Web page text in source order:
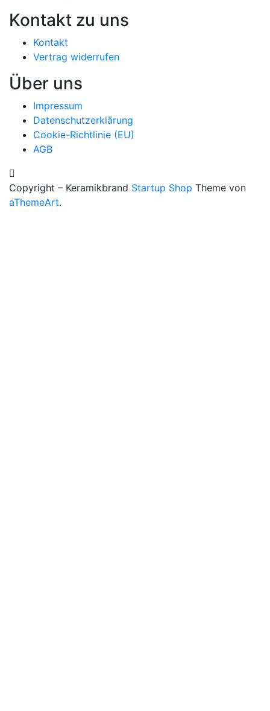
Kontakt zu uns
Kontakt
Vertrag widerrufen
Über uns
Impressum
Datenschutzerklärung
Cookie-Richtlinie (EU)
AGB
Copyright – Keramikbrand Startup Shop Theme von
aThemeArt.